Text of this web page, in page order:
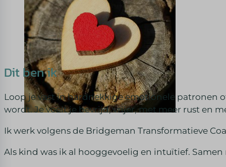
Dit ben ik
Loop je vast in hardnekkige emotionele patronen
wordt. Je voelt je bevrijd, vrijer, met meer rust en
Ik werk volgens de Bridgeman Transformatieve
Als kind was ik al hooggevoelig en intuïtief.